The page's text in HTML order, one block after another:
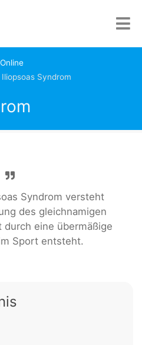
Iliopsoas Syndrom
Syndrom versteht
des gleichnamigen
eine übermäßige
Sport entsteht.